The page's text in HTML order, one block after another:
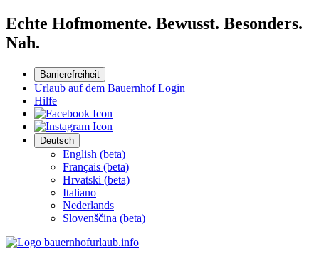
Echte Hofmomente. Bewusst. Besonders.
Nah.
Barrierefreiheit
Urlaub auf dem Bauernhof Login
Hilfe
Deutsch
English (beta)
Français (beta)
Hrvatski (beta)
Italiano
Nederlands
Slovenščina (beta)